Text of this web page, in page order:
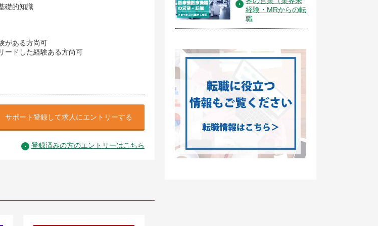
礎的知識
がある方尚可
ードした経験ある方尚可
サポート登録して求人にエントリーする
登録済みの方のエントリーはこちら
経験・MRからの転
職